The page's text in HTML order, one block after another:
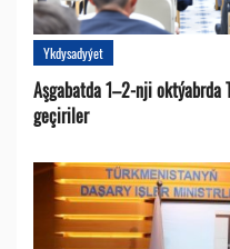
Ykdysadyýet
Aşgabatda 1–2-nji oktýabrda
geçiriler